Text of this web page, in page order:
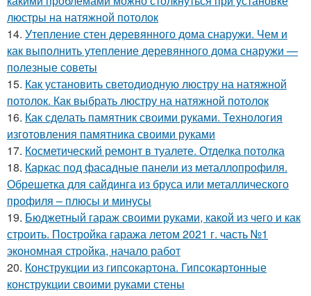
люстры на натяжной потолок
14. Утепление стен деревянного дома снаружи. Чем и
как выполнить утепление деревянного дома снаружи —
полезные советы
15. Как установить светодиодную люстру на натяжной
потолок. Как выбрать люстру на натяжной потолок
16. Как сделать памятник своими руками. Технология
изготовления памятника своими руками
17. Косметический ремонт в туалете. Отделка потолка
18. Каркас под фасадные панели из металлопрофиля.
Обрешетка для сайдинга из бруса или металлического
профиля – плюсы и минусы
19. Бюджетный гараж своими руками, какой из чего и как
строить. Постройка гаража летом 2021 г. часть №1
экономная стройка, начало работ
20. Конструкции из гипсокартона. Гипсокартонные
конструкции своими руками стены